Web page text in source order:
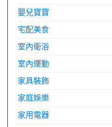
嬰兒寶寶
宅配美食
室內衛浴
室內運動
家具裝飾
家庭娛樂
家用電器